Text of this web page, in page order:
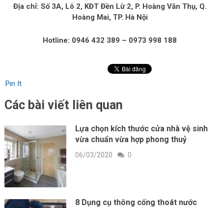
Địa chỉ: Số 3A, Lô 2, KĐT Đền Lừ 2, P. Hoàng Văn Thụ, Q.
Hoàng Mai, TP. Hà Nội
Hotline: 0946 432 389 – 0973 998 188
Pin It
Các bài viết liên quan
Lựa chọn kích thước cửa nhà vệ sinh
vừa chuẩn vừa hợp phong thuỷ
06/03/2020 0
8 Dụng cụ thông cống thoát nước